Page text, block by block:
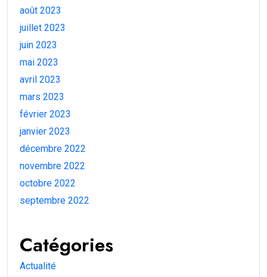
août 2023
juillet 2023
juin 2023
mai 2023
avril 2023
mars 2023
février 2023
janvier 2023
décembre 2022
novembre 2022
octobre 2022
septembre 2022
Catégories
Actualité